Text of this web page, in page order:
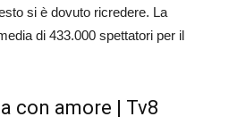
si è dovuto ricredere. La
di 433.000 spettatori per il
con amore | Tv8